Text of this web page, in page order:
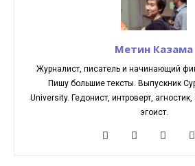
Метин Казама
Журналист, писатель и начинающий
Пишу большие тексты. Выпускник
University. Гедонист, интроверт,
эгоист.